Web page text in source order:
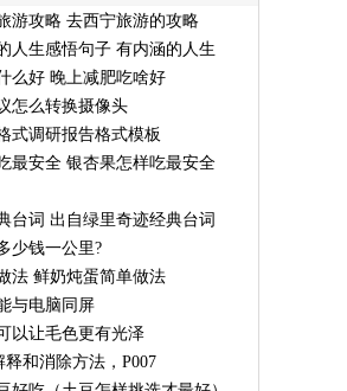
游攻略 去西宁旅游的攻略
人生感悟句子 有内涵的人生
么好 晚上减肥吃啥好
怎么转换摄像头
式调研报告格式模板
最安全 银杏果怎样吃最安全
台词 出自绿里奇迹经典台词
少钱一公里?
法 鲜奶炖蛋简单做法
与电脑同屏
以让毛色更有光泽
释和消除方法，P007